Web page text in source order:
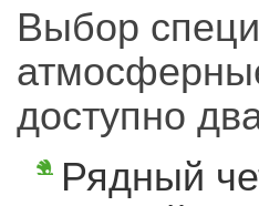
Выбор
доступно
Рядный